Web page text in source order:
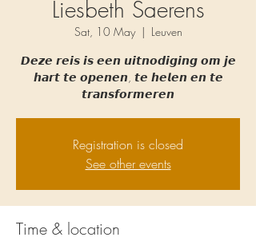
Liesbeth Saerens
Sat, 10 May
  |
Leuven
𝘿𝙚𝙯𝙚 𝙧𝙚𝙞𝙨 𝙞𝙨 𝙚𝙚𝙣 𝙪𝙞𝙩𝙣𝙤𝙙𝙞𝙜𝙞𝙣𝙜 𝙤𝙢 𝙟𝙚
𝙝𝙖𝙧𝙩 𝙩𝙚 𝙤𝙥𝙚𝙣𝙚𝙣, 𝙩𝙚 𝙝𝙚𝙡𝙚𝙣 𝙚𝙣 𝙩𝙚
𝙩𝙧𝙖𝙣𝙨𝙛𝙤𝙧𝙢𝙚𝙧𝙚𝙣
Registration is closed
See other events
Time & location